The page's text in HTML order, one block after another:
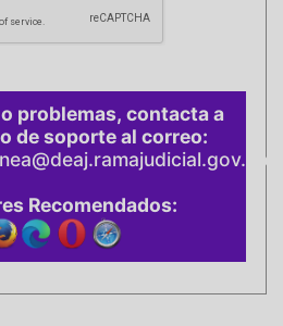
problemas, contacta a
de soporte al correo:
Recomendados: